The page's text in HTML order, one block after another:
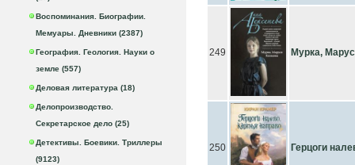
Воспоминания. Биографии.
Мемуары. Дневники (2387)
География. Геология. Науки о
земле (557)
Деловая литература (18)
Делопроизводство.
Секретарское дело (25)
Детективы. Боевики. Триллеры
(9123)
249 Мурка,
250 Герцоги